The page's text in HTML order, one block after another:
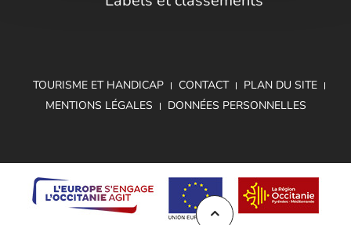
TOURISME ET HANDICAP CONTACT
PLAN DU SITE
MENTIONS LÉGALES
DONNÉES PERSONNELLES